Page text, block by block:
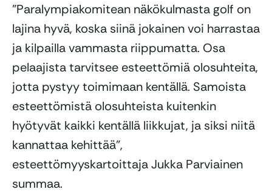
”Paralympiakomitean näkökulmasta golf on
lajina hyvä, koska siinä jokainen voi harrastaa
ja kilpailla vammasta riippumatta. Osa
pelaajista tarvitsee esteettömiä olosuhteita,
jotta pystyy toimimaan kentällä. Samoista
esteettömistä olosuhteista kuitenkin
hyötyvät kaikki kentällä liikkujat, ja siksi niitä
kannattaa kehittää”,
esteettömyyskartoittaja Jukka Parviainen
summaa.